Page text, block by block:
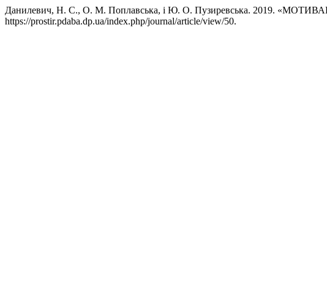
Данилевич, Н. С., О. М. Поплавська, і Ю. О. Пузиревська. 2019.
https://prostir.pdaba.dp.ua/index.php/journal/article/view/50.